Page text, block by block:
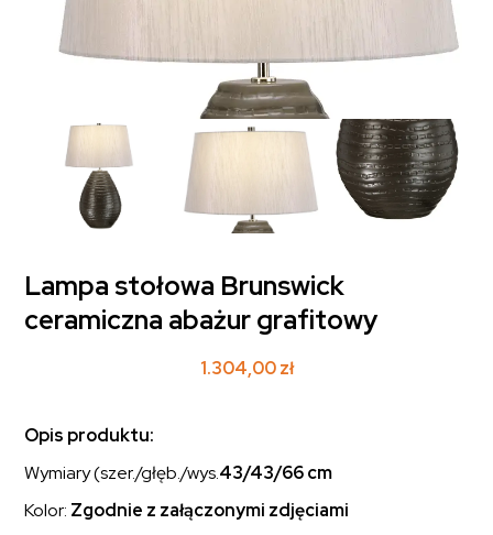
Lampa stołowa Brunswick
ceramiczna abażur grafitowy
1.304,00zł
Opis produktu:
Wymiary (szer./głęb./wys.43/43/66 cm
Kolor: Zgodnie z załączonymi zdjęciami